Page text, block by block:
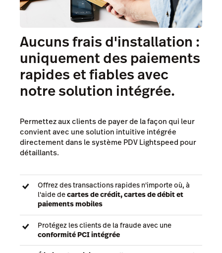
Aucuns frais d'installation :
uniquement des paiements
rapides et fiables avec
notre solution intégrée.
Permettez aux clients de payer de la façon qui leur
convient avec une solution intuitive intégrée
directement dans le système PDV Lightspeed pour
détaillants.
Offrez des transactions rapides n'importe où, à
l'aide decartes de crédit, cartes de débit et
paiements mobiles
Protégez les clients de la fraude avec une
conformité PCI intégrée